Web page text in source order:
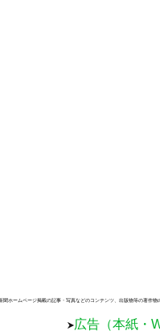
聞ホームページ掲載の記事・写真などのコンテンツ、出版物等の著作物
広告（本紙・